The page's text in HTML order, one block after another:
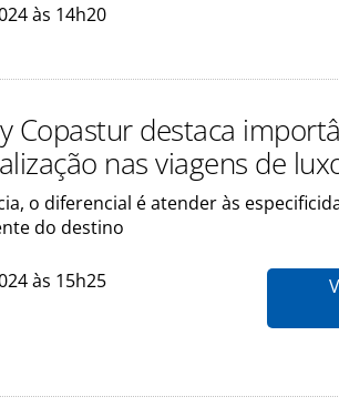
às 14h20
Copastur destaca
nas viagens de
o diferencial é atender às
do destino
às 15h25